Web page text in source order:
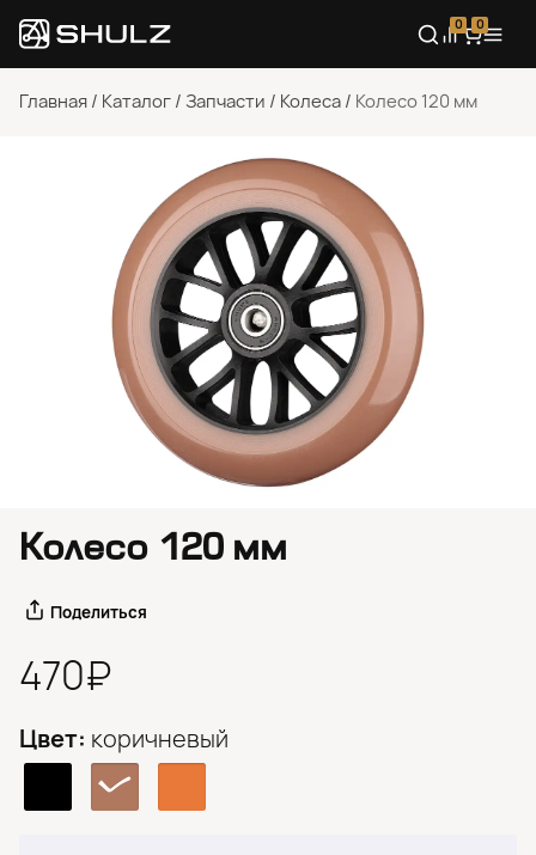
0 0
Главная / Каталог / Запчасти / Колеса / Колесо 120 мм
Колесо 120 мм
Поделиться
470₽
Цвет: коричневый